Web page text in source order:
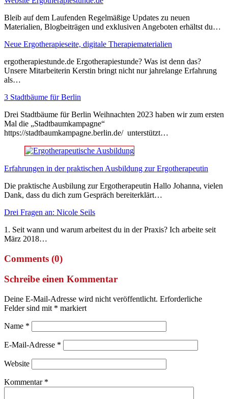
Bleib auf dem Laufenden Regelmäßige Updates zu neuen
Materialien, Blogbeiträgen und exklusiven Angeboten erhältst du…
Neue Ergotherapieseite, digitale Therapiematerialien
ergotherapiestunde.de Ergotherapiestunde? Was ist denn das?
Unsere Mitarbeiterin Kerstin bringt nicht nur jahrelange Erfahrung
als…
3 Stadtbäume für Berlin
Drei Stadtbäume für Berlin Weihnachten 2023 haben wir zum ersten
Mal die „Stadtbaumkampagne“
https://stadtbaumkampagne.berlin.de/ unterstützt…
Erfahrungen in der praktischen Ausbildung zur Ergotherapeutin
Die praktische Ausbilung zur Ergotherapeutin Hallo Johanna, vielen
Dank, dass du dich zum Gespräch bereiterklärt…
Drei Fragen an: Nicole Seils
1. Seit wann und warum arbeitest du in der Praxis? Ich arbeite seit
März 2018…
Comments (0)
Schreibe einen Kommentar
Deine E-Mail-Adresse wird nicht veröffentlicht. Erforderliche
Felder sind mit * markiert
Name *
E-Mail-Adresse *
Website
Kommentar *